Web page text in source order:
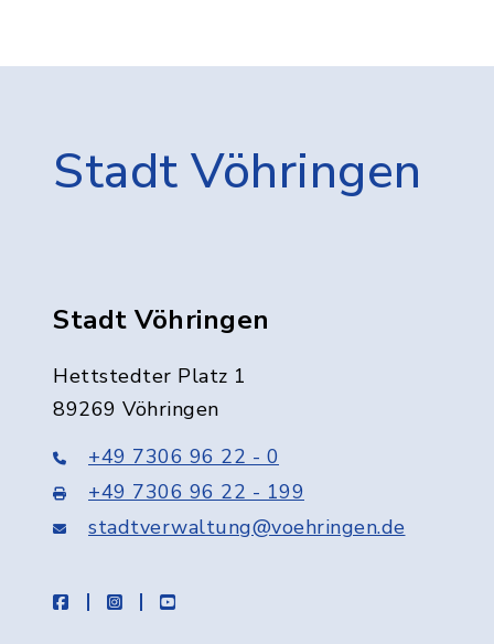
Stadt Vöhringen
Stadt Vöhringen
Hettstedter Platz 1
89269 Vöhringen
+49 7306 96 22 - 0
+49 7306 96 22 - 199
stadtverwaltung@voehringen.de
facebookinstagramyoutube